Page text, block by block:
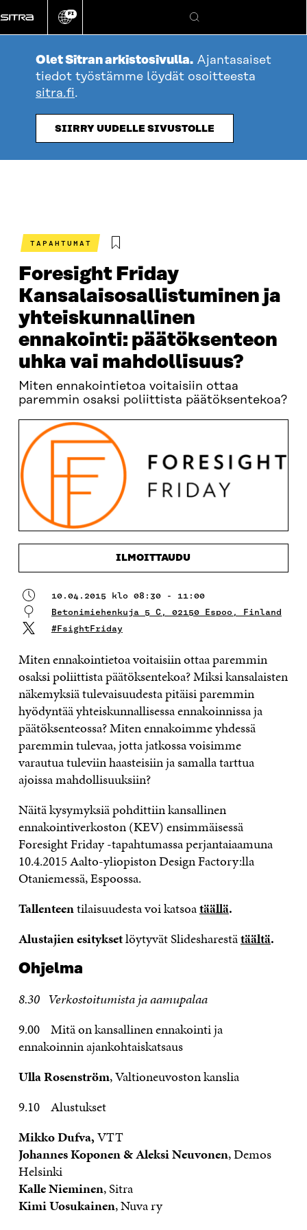
suoraan
sisältöön
Vaihda
kieli
FI
Hae
Olet Sitran arkistosivulla. Ajantasaiset
tiedot työstämme löydät osoitteesta
sitra.fi.
SIIRRY UUDELLE SIVUSTOLLE
TAPAHTUMAT
Foresight Friday
Kansalaisosallistuminen ja
yhteiskunnallinen
ennakointi: päätöksenteon
uhka vai mahdollisuus?
Miten ennakointietoa voitaisiin ottaa
paremmin osaksi poliittista päätöksentekoa?
ILMOITTAUDU
10.04.2015 klo 08:30 - 11:00
Betonimiehenkuja 5 C, 02150 Espoo, Finland
#FsightFriday
Miten ennakointietoa voitaisiin ottaa paremmin
osaksi poliittista päätöksentekoa? Miksi kansalaisten
näkemyksiä tulevaisuudesta pitäisi paremmin
hyödyntää yhteiskunnallisessa ennakoinnissa ja
päätöksenteossa? Miten ennakoimme yhdessä
paremmin tulevaa, jotta jatkossa voisimme
varautua tuleviin haasteisiin ja samalla tarttua
ajoissa mahdollisuuksiin?
Näitä kysymyksiä pohdittiin kansallinen
ennakointiverkoston (KEV) ensimmäisessä
Foresight Friday -tapahtumassa perjantaiaamuna
10.4.2015 Aalto-yliopiston Design Factory:lla
Otaniemessä, Espoossa.
Tallenteentilaisuudesta voi katsoatäällä.
Alustajien esityksetlöytyvät Slidesharestätäältä.
Ohjelma
8.30 Verkostoitumista ja aamupalaa
9.00 Mitä on kansallinen ennakointi ja
ennakoinnin ajankohtaiskatsaus
Ulla Rosenström, Valtioneuvoston kanslia
9.10 Alustukset
Mikko Dufva,VTT
Johannes Koponen & Aleksi Neuvonen, Demos
Helsinki
Kalle Nieminen, Sitra
Kimi Uosukainen, Nuva ry